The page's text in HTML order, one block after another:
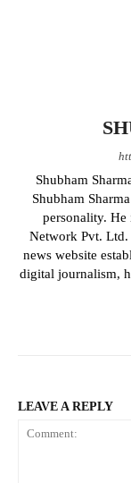
Shubham
Shubham
personality.
Network Pvt. Ltd.
news website
digital journalism,
LEAVE A REPLY